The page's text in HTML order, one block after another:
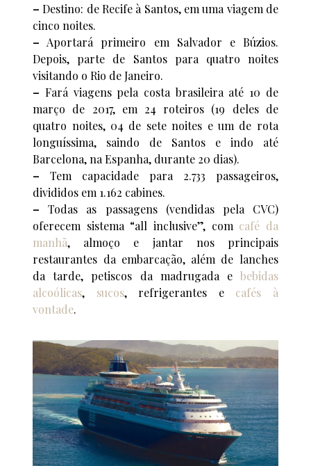
– Destino: de Recife à Santos, em uma viagem de
cinco noites.
– Aportará primeiro em Salvador e Búzios.
Depois, parte de Santos para quatro noites
visitando o Rio de Janeiro.
– Fará viagens pela costa brasileira até 10 de
março de 2017, em 24 roteiros (19 deles de
quatro noites, 04 de sete noites e um de rota
longuíssima, saindo de Santos e indo até
Barcelona, na Espanha, durante 20 dias).
– Tem capacidade para 2.733 passageiros,
divididos em 1.162 cabines.
– Todas as passagens (vendidas pela CVC)
oferecem sistema “all inclusive”, com café da
manhã, almoço e jantar nos principais
restaurantes da embarcação, além de lanches
da tarde, petiscos da madrugada e bebidas
alcoólicas, sucos, refrigerantes e cafés à
vontade.